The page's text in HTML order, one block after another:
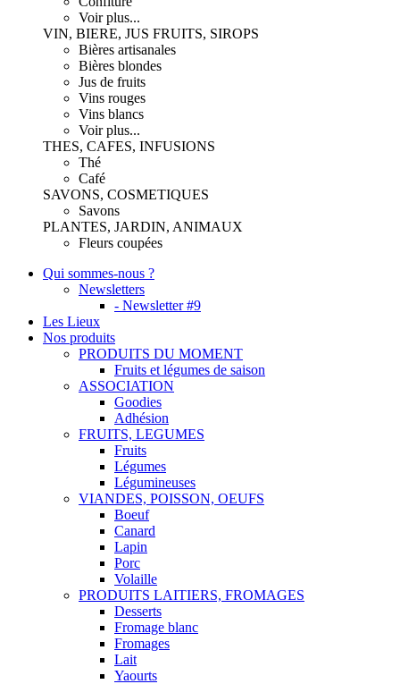
Voir plus...
VIN, BIERE, JUS FRUITS, SIROPS
Bières artisanales
Bières blondes
Jus de fruits
Vins rouges
Vins blancs
Voir plus...
THES, CAFES, INFUSIONS
Thé
Café
SAVONS, COSMETIQUES
Savons
PLANTES, JARDIN, ANIMAUX
Fleurs coupées
Qui sommes-nous ?
Newsletters
- Newsletter #9
Les Lieux
Nos produits
PRODUITS DU MOMENT
Fruits et légumes de saison
ASSOCIATION
Goodies
Adhésion
FRUITS, LEGUMES
Fruits
Légumes
Légumineuses
VIANDES, POISSON, OEUFS
Boeuf
Canard
Lapin
Porc
Volaille
PRODUITS LAITIERS, FROMAGES
Desserts
Fromage blanc
Fromages
Lait
Yaourts